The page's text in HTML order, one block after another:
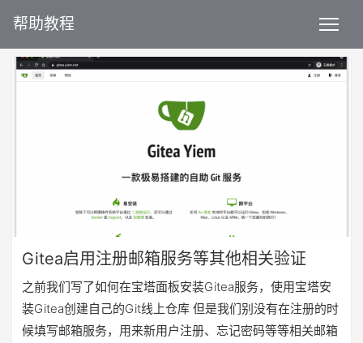
帮助教程
Gitea启用注册邮箱服务等其他相关验证
之前我们写了如何在宝塔面板安装Gitea服务，使用宝塔安
装Gitea创建自己的Git线上仓库 但是我们别没有在注册的时
候填写邮箱服务，用来新用户注册、忘记密码等等相关邮箱